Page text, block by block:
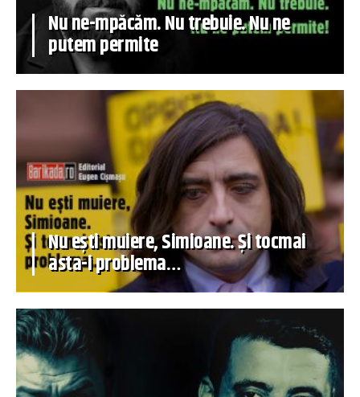
Nu ne-mpăcăm. Nu trebuie. Nu ne
putem permite
Nu ești muiere, Simioane. Și tocmai
asta-i problema…